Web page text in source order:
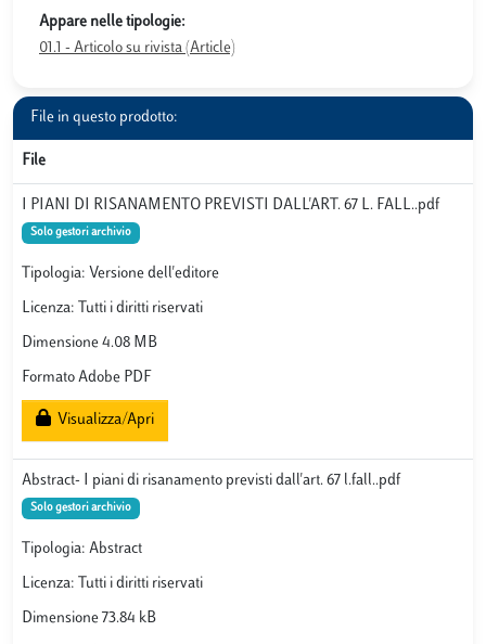
Appare nelle tipologie:
01.1 - Articolo su rivista (Article)
File in questo prodotto:
File
I PIANI DI RISANAMENTO PREVISTI DALL'ART. 67 L. FALL..pdf
Solo gestori archivio
Tipologia: Versione dell'editore
Licenza: Tutti i diritti riservati
Dimensione 4.08 MB
Formato Adobe PDF
Visualizza/Apri
Abstract- I piani di risanamento previsti dall'art. 67 l.fall..pdf
Solo gestori archivio
Tipologia: Abstract
Licenza: Tutti i diritti riservati
Dimensione 73.84 kB